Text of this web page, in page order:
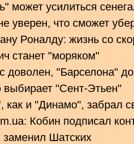
может усилиться
уверен, что сможет
Роналду: жизнь со
станет "моряком"
доволен, "Барселона"
"Сент-Этьен"
как и "Динамо", забрал
Кобин подписал
Шатских